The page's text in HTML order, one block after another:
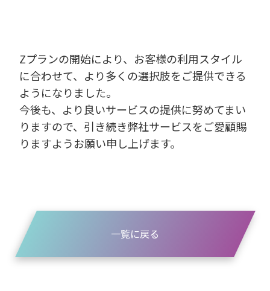
Zプランの開始により、お客様の利用スタイル
に合わせて、より多くの選択肢をご提供できる
ようになりました。
今後も、より良いサービスの提供に努めてまい
りますので、引き続き弊社サービスをご愛顧賜
りますようお願い申し上げます。
一覧に戻る